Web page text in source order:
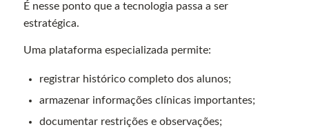
É nesse ponto que a tecnologia passa a ser
estratégica.
Uma plataforma especializada permite:
registrar histórico completo dos alunos;
armazenar informações clínicas importantes;
documentar restrições e observações;